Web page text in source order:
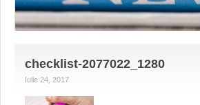
checklist-2077022_1280
Iulie 24, 2017